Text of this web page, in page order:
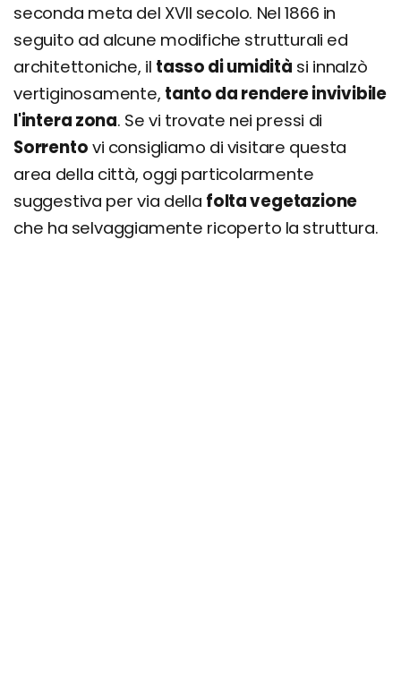
seconda meta del XVII secolo. Nel 1866 in
seguito ad alcune modifiche strutturali ed
architettoniche, il tasso di umidità si innalzò
vertiginosamente, tanto da rendere invivibile
l'intera zona. Se vi trovate nei pressi di
Sorrento vi consigliamo di visitare questa
area della città, oggi particolarmente
suggestiva per via della folta vegetazione
che ha selvaggiamente ricoperto la struttura.